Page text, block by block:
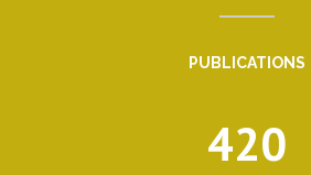
PUBLICATIONS
420